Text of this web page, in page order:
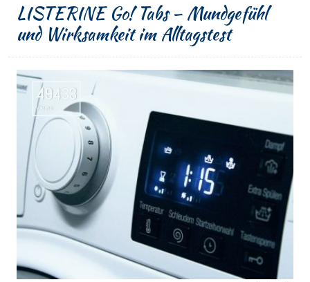
LISTERINE Go! Tabs – Mundgefühl
und Wirksamkeit im Alltagstest
49433
Views